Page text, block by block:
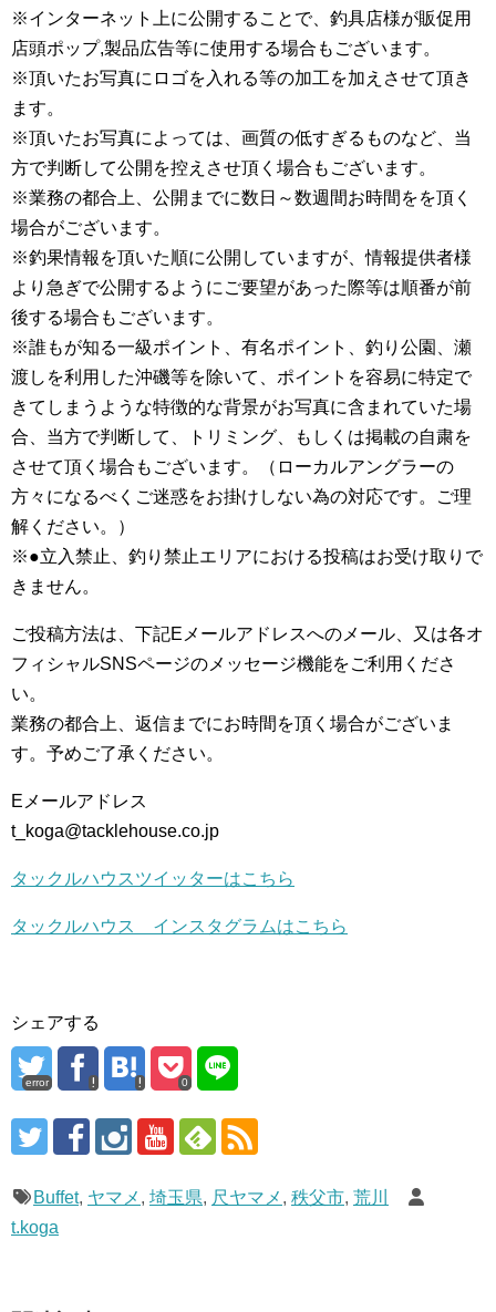
※インターネット上に公開することで、釣具店様が販促用
店頭ポップ,製品広告等に使用する場合もございます。
※頂いたお写真にロゴを入れる等の加工を加えさせて頂き
ます。
※頂いたお写真によっては、画質の低すぎるものなど、当
方で判断して公開を控えさせ頂く場合もございます。
※業務の都合上、公開までに数日～数週間お時間をを頂く
場合がございます。
※釣果情報を頂いた順に公開していますが、情報提供者様
より急ぎで公開するようにご要望があった際等は順番が前
後する場合もございます。
※誰もが知る一級ポイント、有名ポイント、釣り公園、瀬
渡しを利用した沖磯等を除いて、ポイントを容易に特定で
きてしまうような特徴的な背景がお写真に含まれていた場
合、当方で判断して、トリミング、もしくは掲載の自粛を
させて頂く場合もございます。（ローカルアングラーの
方々になるべくご迷惑をお掛けしない為の対応です。ご理
解ください。）
※●立入禁止、釣り禁止エリアにおける投稿はお受け取りで
きません。
ご投稿方法は、下記Eメールアドレスへのメール、又は各オ
フィシャルSNSページのメッセージ機能をご利用くださ
い。
業務の都合上、返信までにお時間を頂く場合がございま
す。予めご了承ください。
Eメールアドレス
t_koga@tacklehouse.co.jp
タックルハウスツイッターはこちら
タックルハウス インスタグラムはこちら
シェアする
error 0
Buffet, ヤマメ , 埼玉県, 尺ヤマメ , 秩父市, 荒川
t.koga